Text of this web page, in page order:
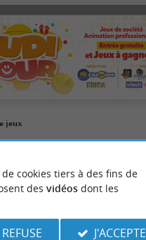
jeux
cookies tiers à des fins de
des vidéosdont les
REFUSE J'ACCEPTE